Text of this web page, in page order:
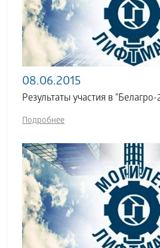
08.06.2015
Результаты участия в "Белагро-
Подробнее